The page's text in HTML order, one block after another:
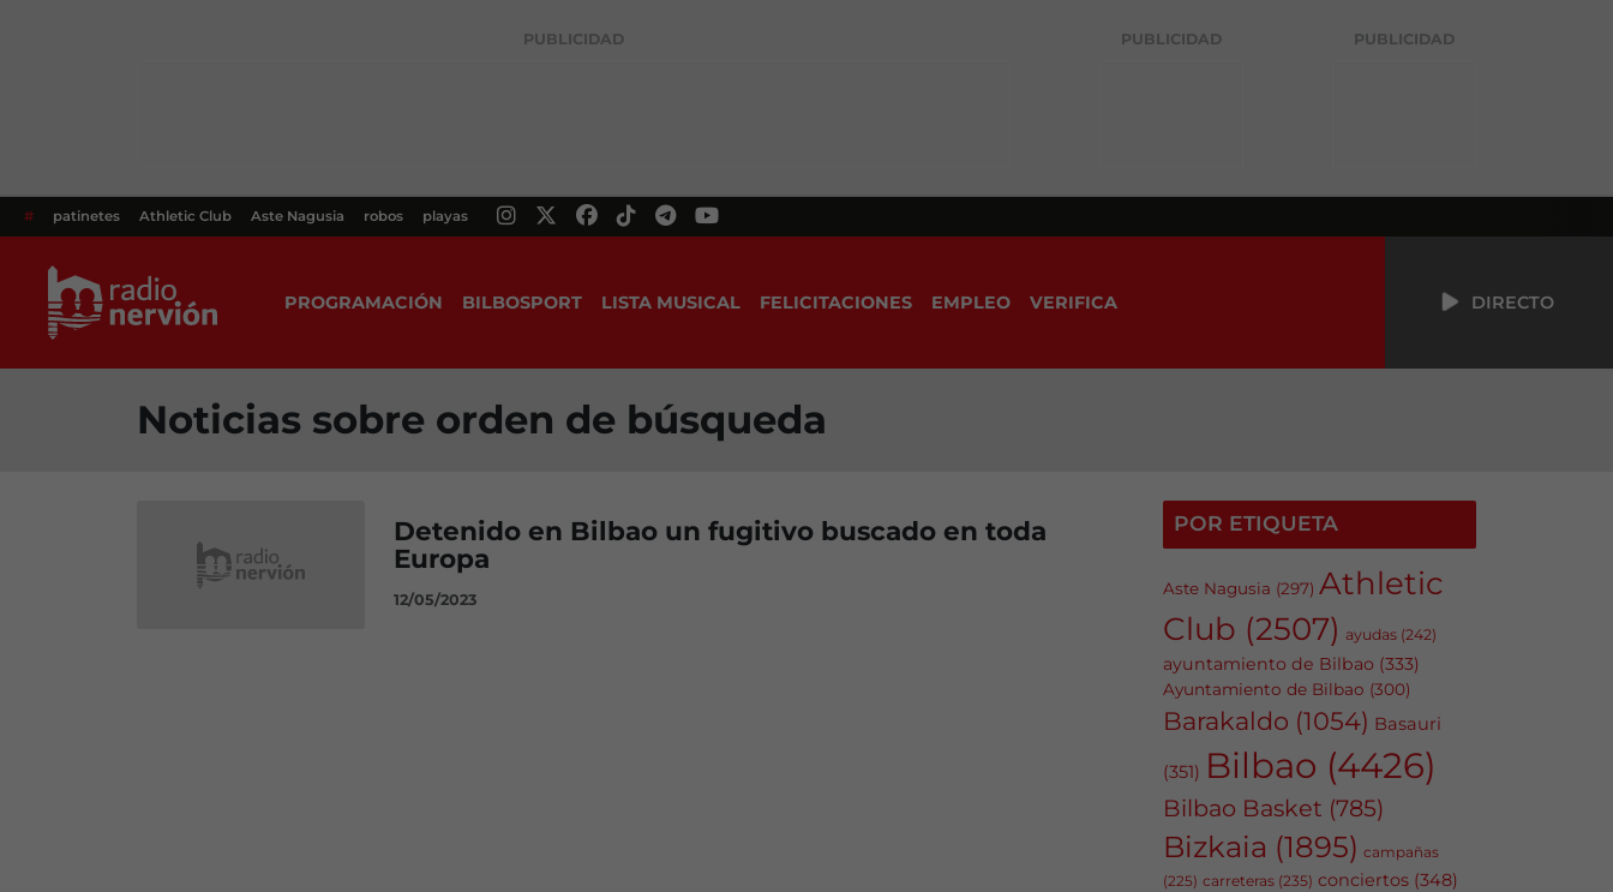
PUBLICIDAD PUBLICIDAD PUBLICIDAD
# patinetes Athletic Club Aste Nagusia robos playas
PROGRAMACIÓN BILBOSPORT LISTA MUSICAL FELICITACIONES EMPLEO VERIFICA DIRECTO
Noticias sobre orden de búsqueda
Detenido en Bilbao un fugitivo buscado en toda
Europa
12/05/2023
POR ETIQUETA
Aste Nagusia (297) Athletic
Club (2507) ayudas (242)
ayuntamiento de Bilbao (333)
Ayuntamiento de Bilbao (300)
Barakaldo (1054) Basauri
(351) Bilbao (4426)
Bilbao Basket (785)
Bizkaia (1895) campañas
(225) carreteras (235) conciertos (348)